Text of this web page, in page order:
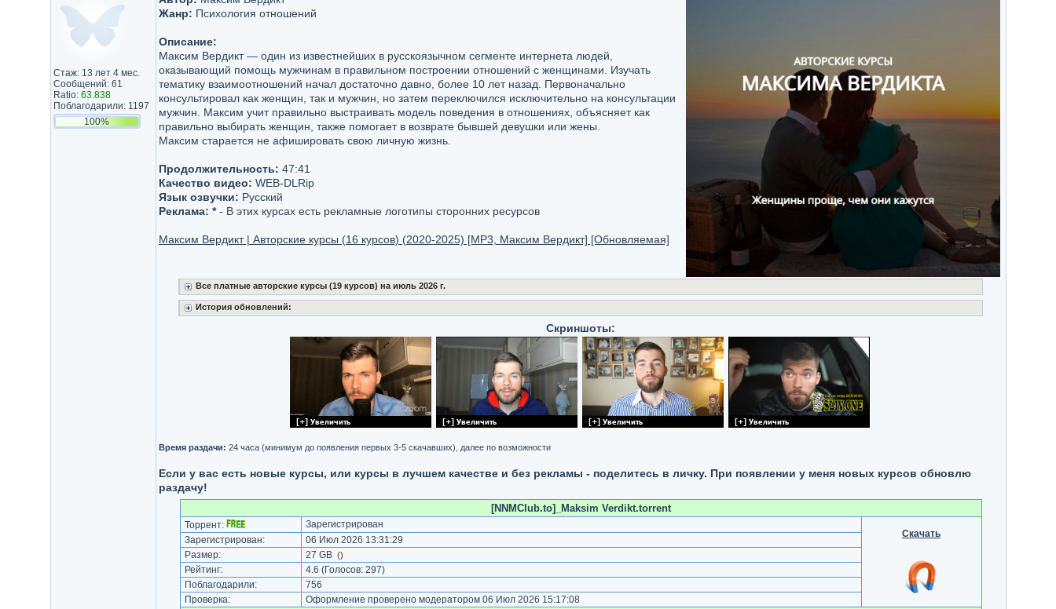
Стаж: 13 лет 4 мес.
Сообщений: 61
Ratio: 63.838
Поблагодарили: 1197
100%
Жанр: Психология отношений
Описание:
Максим Вердикт — один из известнейших в русскоязычном сегменте интернета людей,
оказывающий помощь мужчинам в правильном построении отношений с женщинами. Изучать
тематику взаимоотношений начал достаточно давно, более 10 лет назад. Первоначально
консультировал как женщин, так и мужчин, но затем переключился исключительно на консультации
мужчин. Максим учит правильно выстраивать модель поведения в отношениях, объясняет как
правильно выбирать женщин, также помогает в возврате бывшей девушки или жены.
Максим старается не афишировать свою личную жизнь.
Продолжительность: 47:41
Качество видео: WEB-DLRip
Язык озвучки: Русский
Реклама: *- В этих курсах есть рекламные логотипы сторонних ресурсов
Максим Вердикт | Авторские курсы (16 курсов) (2020-2025) [MP3, Максим Вердикт] [Обновляемая]
Все платные авторские курсы (19 курсов) на июль 2026 г.
История обновлений:
Скриншоты:
Время раздачи: 24 часа (минимум до появления первых 3-5 скачавших), далее по возможности
Если у вас есть новые курсы, или курсы в лучшем качестве и без рекламы - поделитесь в личку. При появлении у меня новых курсов обновлю
раздачу!
[NNMClub.to]_Maksim Verdikt.torrent
Торрент:
Зарегистрирован
Скачать
Зарегистрирован:
06 Июл 2026 13:31:29
Размер:
27 GB ()
Рейтинг: 4.6 (Голосов: 297)
Поблагодарили:
756
Проверка:
Оформление проверено модератором 06 Июл 2026 15:17:08